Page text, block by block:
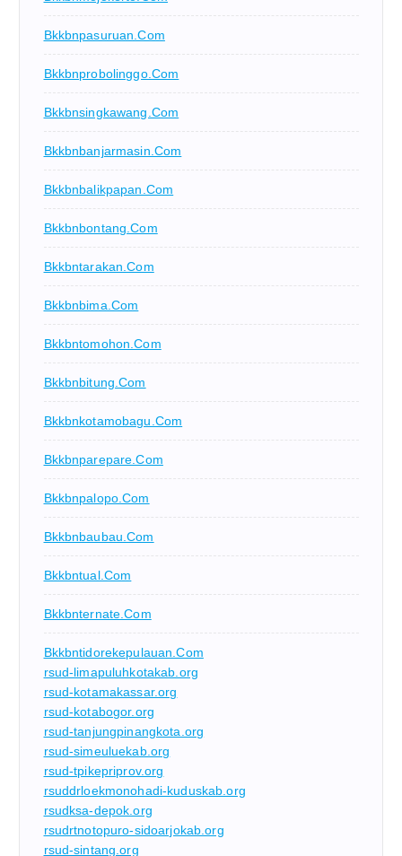
Bkkbnpasuruan.com
Bkkbnprobolinggo.com
Bkkbnsingkawang.com
Bkkbnbanjarmasin.com
Bkkbnbalikpapan.com
Bkkbnbontang.com
Bkkbntarakan.com
Bkkbnbima.com
Bkkbntomohon.com
Bkkbnbitung.com
Bkkbnkotamobagu.com
Bkkbnparepare.com
Bkkbnpalopo.com
Bkkbnbaubau.com
Bkkbntual.com
Bkkbnternate.com
Bkkbntidorekepulauan.com
rsud-limapuluhkotakab.org
rsud-kotamakassar.org
rsud-kotabogor.org
rsud-tanjungpinangkota.org
rsud-simeuluekab.org
rsud-tpikepriprov.org
rsuddrloekmonohadi-kuduskab.org
rsudksa-depok.org
rsudrtnotopuro-sidoarjokab.org
rsud-sintang.org